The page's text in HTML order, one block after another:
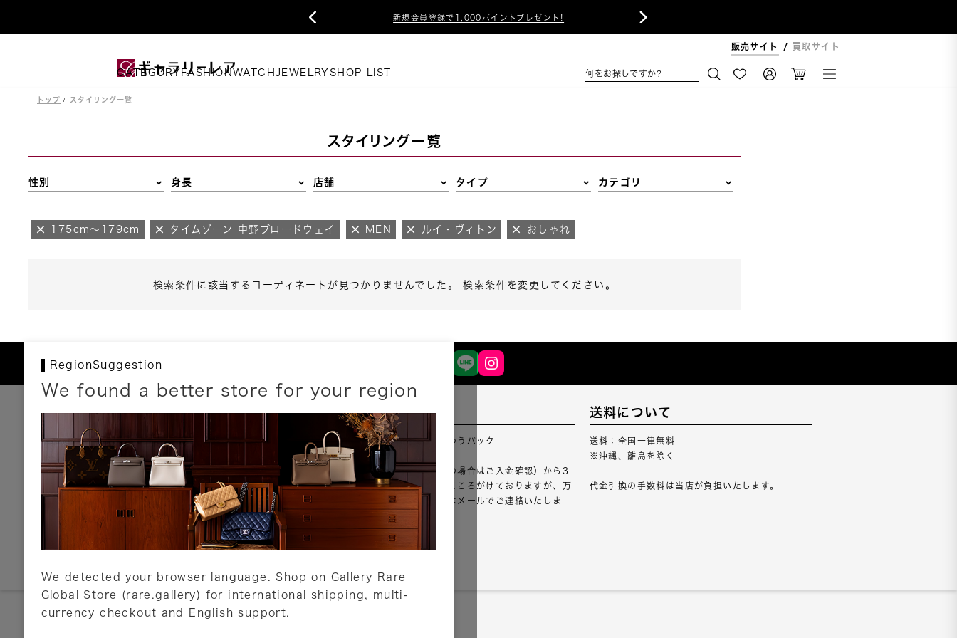
新規会員登録で1,000ポイントプレゼント!
 
販売サイト 買取サイト
CATEGORY FASHIONWATCHJEWELRY SHOP LIST 何をお探しですか?
トップ スタイリング一覧
スタイリング一覧
性別 身長 店舗 タイプ カテゴリ
175cm～179cm タイムゾーン 中野ブロードウェイ MEN ルイ・ヴィトン おしゃれ
検索条件に該当するコーディネートが見つかりませんでした。 検索条件を変更してください。
RegionSuggestion
We found a better store for your region
We detected your browser language. Shop on Gallery Rare
Global Store (rare.gallery) for international shipping, multi-
currency checkout and English support.
お支払いについて
以下のお支払方法が利用可能です。
クレジットカード
ショッピングローン
銀行振込・郵便振替
代金引換
Amazon Pay
PayPay
店頭支払い
詳しくはこちら
配送について
配送業者：佐川急便・ゆうパック
ご注文確認（銀行振込の場合はご入金確認）から3
営業日以内のご出荷をこころがけておりますが、万
が一出荷が遅れる場合はメールでご連絡いたしま
詳しくはこちら
送料について
送料：全国一律無料
※沖縄、離島を除く
代金引換の手数料は当店が負担いたします。